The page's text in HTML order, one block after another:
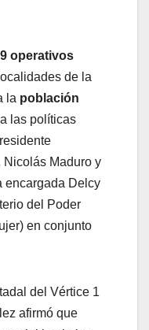
operativos
de la
la población
las políticas
Maduro y
encargada Delcy
del Poder
en conjunto
del Vértice 1
afirmó que